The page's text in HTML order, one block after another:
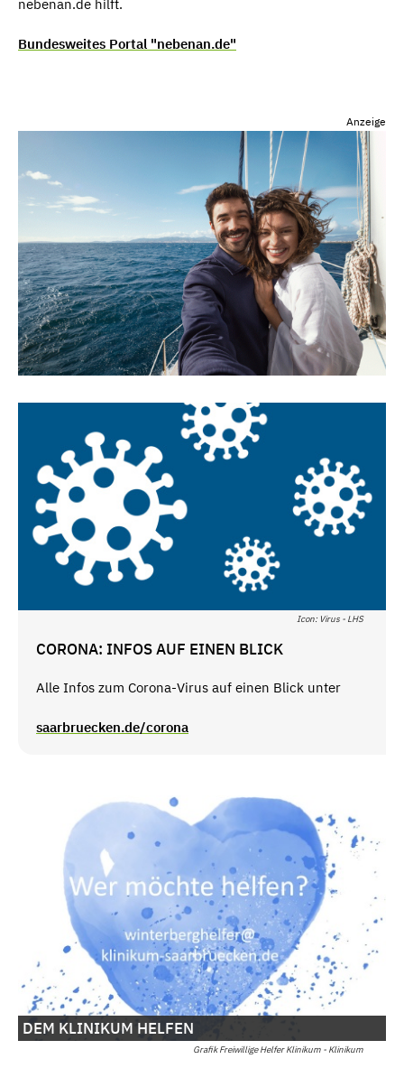
nebenan.de hilft.
Bundesweites Portal "nebenan.de"
Anzeige
Icon: Virus - LHS
CORONA: INFOS AUF EINEN BLICK
Alle Infos zum Corona-Virus auf einen Blick unter
saarbruecken.de/corona
Grafik Freiwillige Helfer Klinikum - Klinikum
DEM KLINIKUM HELFEN